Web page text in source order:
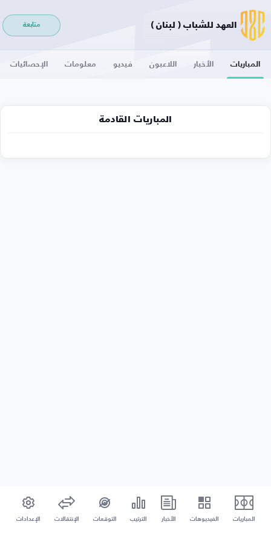
العهد للشباب ( لبنان ) متابعة
المباريات الأخبار اللاعبون فيديو معلومات الإحصائيات
المباريات القادمة
المباريات الفيديوهات الأخبار الترتيب التوقعات الإنتقالات الإعدادات